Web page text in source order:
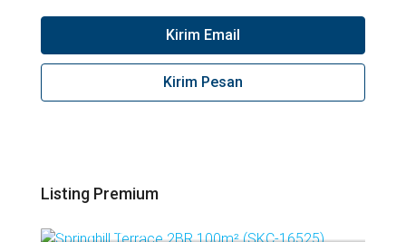
Kirim Email
Kirim Pesan
Listing Premium
Springhill Kemayoran